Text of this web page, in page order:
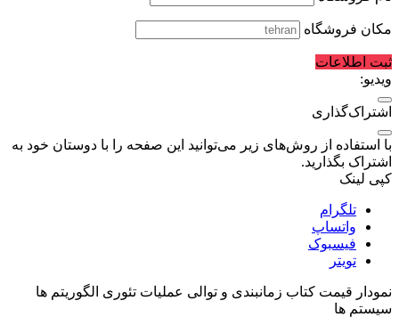
مکان فروشگاه
ثبت اطلاعات
ویدیو:
اشتراک‌گذاری
با استفاده از روش‌های زیر می‌توانید این صفحه را با دوستان خود به
اشتراک بگذارید.
کپی لینک
تلگرام
واتساپ
فیسبوک
تویتر
نمودار قیمت کتاب زمانبندی و توالی عملیات تئوری الگوریتم ها
سیستم ها